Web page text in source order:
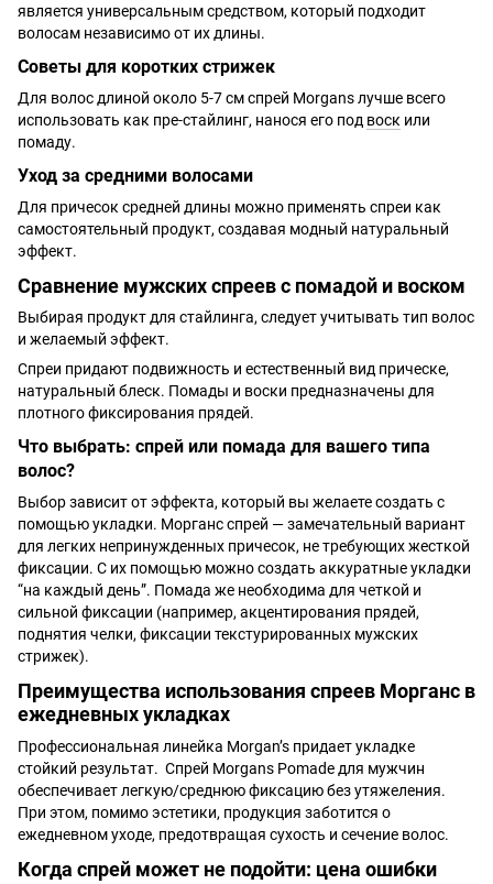
является универсальным средством, который подходит
волосам независимо от их длины.
Советы для коротких стрижек
Для волос длиной около 5-7 см спрей Morgans лучше всего
использовать как пре-стайлинг, нанося его под воск или
помаду.
Уход за средними волосами
Для причесок средней длины можно применять спреи как
самостоятельный продукт, создавая модный натуральный
эффект.
Сравнение мужских спреев с помадой и воском
Выбирая продукт для стайлинга, следует учитывать тип волос
и желаемый эффект.
Спреи придают подвижность и естественный вид прическе,
натуральный блеск. Помады и воски предназначены для
плотного фиксирования прядей.
Что выбрать: спрей или помада для вашего типа
волос?
Выбор зависит от эффекта, который вы желаете создать с
помощью укладки. Морганс спрей — замечательный вариант
для легких непринужденных причесок, не требующих жесткой
фиксации. С их помощью можно создать аккуратные укладки
“на каждый день”. Помада же необходима для четкой и
сильной фиксации (например, акцентирования прядей,
поднятия челки, фиксации текстурированных мужских
стрижек).
Преимущества использования спреев Морганс в
ежедневных укладках
Профессиональная линейка Morgan’s придает укладке
стойкий результат. Спрей Morgans Pomade для мужчин
обеспечивает легкую/среднюю фиксацию без утяжеления.
При этом, помимо эстетики, продукция заботится о
ежедневном уходе, предотвращая сухость и сечение волос.
Когда спрей может не подойти: цена ошибки